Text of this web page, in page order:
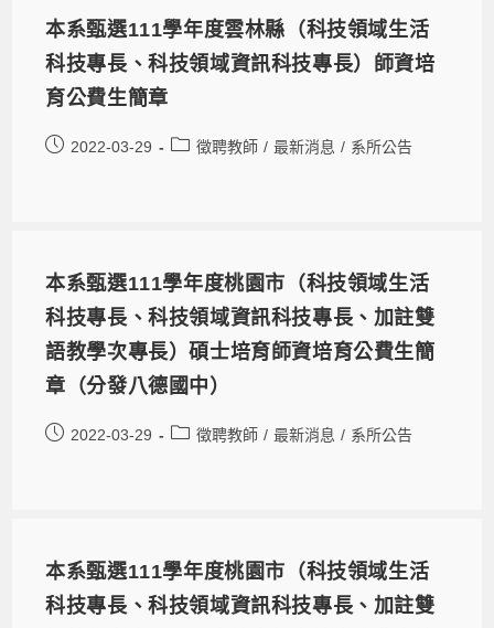
本系甄選111學年度雲林縣（科技領域生活
科技專長、科技領域資訊科技專長）師資培
育公費生簡章
2022-03-29 徵聘教師 / 最新消息 / 系所公告
本系甄選111學年度桃園市（科技領域生活
科技專長、科技領域資訊科技專長、加註雙
語教學次專長）碩士培育師資培育公費生簡
章（分發八德國中）
2022-03-29 徵聘教師 / 最新消息 / 系所公告
本系甄選111學年度桃園市（科技領域生活
科技專長、科技領域資訊科技專長、加註雙